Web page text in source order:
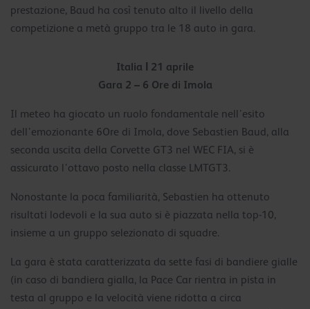
prestazione, Baud ha così tenuto alto il livello della
competizione a metà gruppo tra le 18 auto in gara.
Italia Ι 21 aprile
Gara 2 – 6 Ore di Imola
Il meteo ha giocato un ruolo fondamentale nell’esito
dell’emozionante 6Ore di Imola, dove Sebastien Baud, alla
seconda uscita della Corvette GT3 nel WEC FIA, si è
assicurato l’ottavo posto nella classe LMTGT3.
Nonostante la poca familiarità, Sebastien ha ottenuto
risultati lodevoli e la sua auto si è piazzata nella top-10,
insieme a un gruppo selezionato di squadre.
La gara è stata caratterizzata da sette fasi di bandiere gialle
(in caso di bandiera gialla, la Pace Car rientra in pista in
testa al gruppo e la velocità viene ridotta a circa